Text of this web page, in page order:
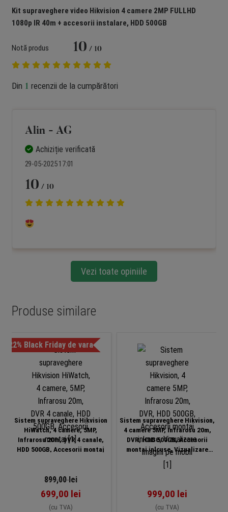
Kit supraveghere video Hikvision 4 camere 2MP FULLHD
1080p IR 40m + accesorii instalare, HDD 500GB
Notă produs 10 / 10
Din 1 recenzii de la cumpărători
Alin - AG
Achiziție verificată
29-05-2025 17:01
10 / 10
Vezi toate opiniile
Produse similare
-22% Black Friday de vara
Sistem supraveghere Hikvision
HiWatch, 4 camere, 5MP,
Infrarosu 20m, DVR 4 canale,
HDD 500GB, Accesorii montaj
899,00lei
699,00 lei
(cu TVA)
Sistem supraveghere Hikvision,
4 camere 5MP, Infrarosu 20m,
DVR, HDD 500GB, Accesorii
montaj inlcuse, Vizualizare
imagini pe mobil
999,00 lei
(cu TVA)